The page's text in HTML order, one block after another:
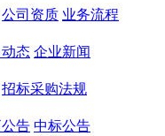
公司资质 业务流程
态 企业新闻
招标采购法规
告 中标公告